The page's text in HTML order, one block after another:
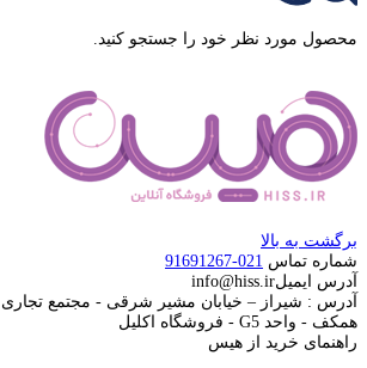
محصول مورد نظر خود را جستجو کنید.
برگشت به بالا
شماره تماس 021-91691267
آدرس ایمیلinfo@hiss.ir
آدرس : شیراز – خیابان مشیر شرقی - مجتمع
همکف - واحد G5 - فروشگاه اکلیل
راهنمای خرید از هیس